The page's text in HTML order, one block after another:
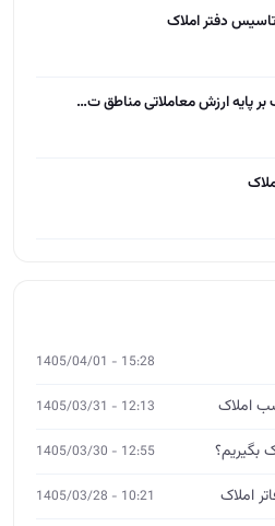
دفتر املاک
بر پایه ارزش معاملاتی مناطق ت…
15:28 - 1405/04/01
املاک 12:13 - 1405/03/31
بگیریم؟ 12:55 - 1405/03/30
املاک 10:21 - 1405/03/28